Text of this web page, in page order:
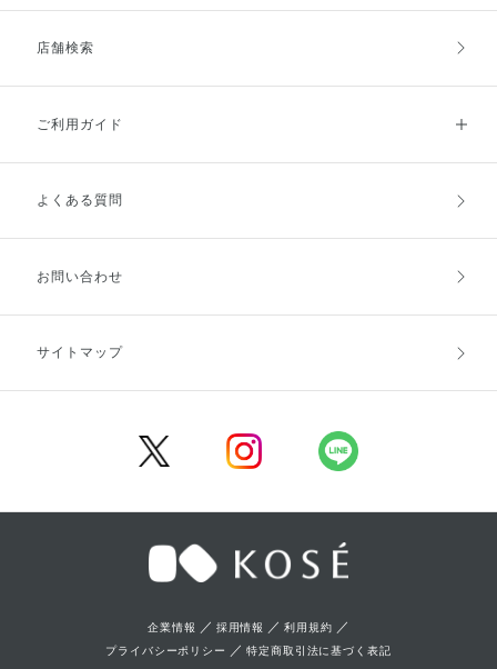
店舗検索
ご利用ガイド
ご利用ガイドトップ
お支払方法
キャンセル・返品・交換
よくある質問
お問い合わせ
サイトマップ
企業情報 ／ 採用情報 ／利用規約 ／
プライバシーポリシー ／特定商取引法に基づく表記